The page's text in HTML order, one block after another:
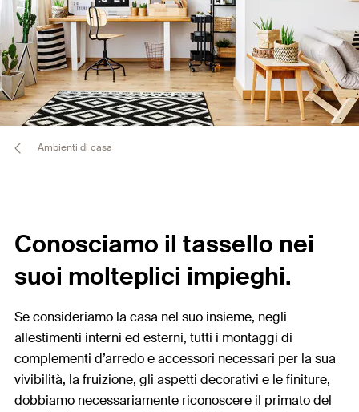
Ambienti di casa
Conosciamo il tassello nei
suoi molteplici impieghi.
Se consideriamo la casa nel suo insieme, negli
allestimenti interni ed esterni, tutti i montaggi di
complementi d’arredo e accessori necessari per la sua
vivibilità, la fruizione, gli aspetti decorativi e le finiture,
dobbiamo necessariamente riconoscere il primato del